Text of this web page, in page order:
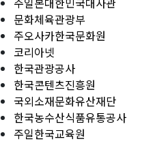
문화체육관광부
주오사카한국문화원
코리아넷
한국관광공사
한국콘텐츠진흥원
국외소재문화유산재단
한국농수산식품유통공사
주일한국교육원